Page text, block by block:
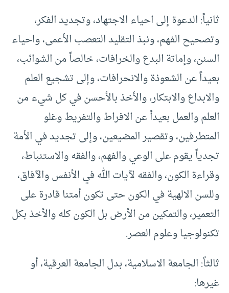
ثانياً: الدعوة إلى احياء الاجتهاد، وتجديد الفكر،
وتصحيح الفهم، ونبذ التقليد التعصب الأعمى، واحياء
السنن، وإماتة البدع والخرافات، خالصاً من الشوائب،
بعيداً عن الشعوذة والانحرافات، وإلى تشجيع العلم
والابداع والابتكار، والأخذ بالأحسن في كل شيء من
العلم والعمل بعيداً عن الافراط والتفريط وغلو
المتطرفين، وتقصير المضيعين، وإلى تجديد في الأمة
تجدياً يقوم على الوعي والفهم، والفقه والاستنباط،
وقراءة الكون، والفقه لآيات الله في الأنفس والآفاق،
وللسن الالهية في الكون حتى تكون أمتنا قادرة على
التعمير، والتمكين من الأرض بل الكون كله والأخذ بكل
تكنولوجيا وعلوم العصر.
ثالثاً: الجامعة الاسلامية، بدل الجامعة العرقية، أو
غيرها: